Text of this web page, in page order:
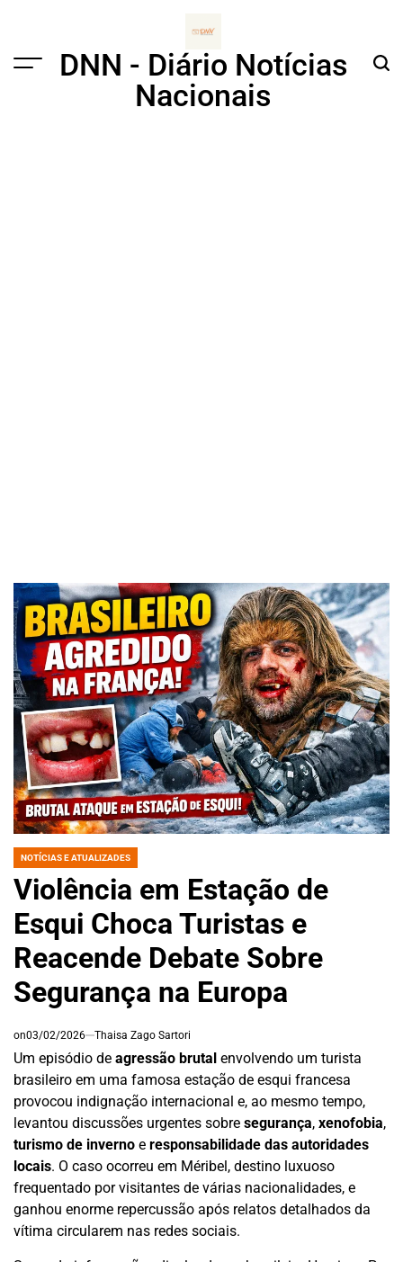
Menu
DNN - Diário Notícias
Nacionais
POSTED
NOTÍCIAS E ATUALIZADES
Violência em Estação de
Esqui Choca Turistas e
Reacende Debate Sobre
Segurança na Europa
on03/02/2026 Thaisa Zago Sartori
Um episódio de agressão brutal envolvendo um turista
brasileiro em uma famosa estação de esqui francesa
provocou indignação internacional e, ao mesmo tempo,
levantou discussões urgentes sobre segurança, xenofobia,
turismo de inverno e responsabilidade das autoridades
locais. O caso ocorreu em Méribel, destino luxuoso
frequentado por visitantes de várias nacionalidades, e
ganhou enorme repercussão após relatos detalhados da
vítima circularem nas redes sociais.